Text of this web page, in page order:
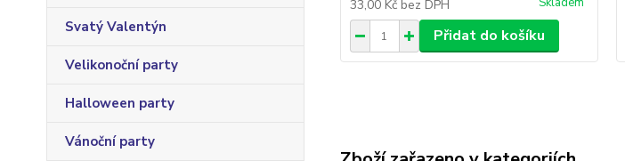
Svatý Valentýn
Velikonoční party
Halloween party
Vánoční party
33,00 Kč bez DPH
Přidat do košíku